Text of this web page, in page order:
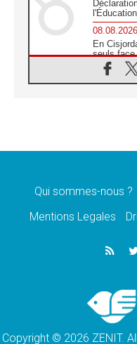
08.08.2026
En
seuls
08.08.2026
Léon XIV
08.08.2026
Au
Dalits sur
Calapan
Qui sommes-nous ?
Mentions Legales
Copyright © 2026 ZENIT.